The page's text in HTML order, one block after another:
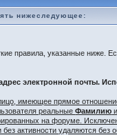
нижеследующее:
правила, указанные ниже.
электронной почты.
имеющее прямое
реальныеФамилию
на форуме.
активности удаляются без